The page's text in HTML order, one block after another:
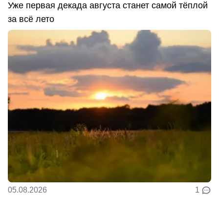
Уже первая декада августа станет самой тёплой
за всё лето
05.08.2026 1